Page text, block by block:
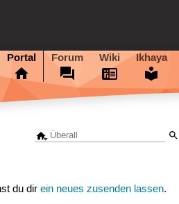
Portal Forum Wiki Ikhaya
du direin neues zusenden lassen.